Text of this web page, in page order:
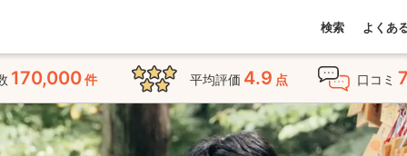
検索 よくあ
170,000件 平均評価 4.9 点 口コミ